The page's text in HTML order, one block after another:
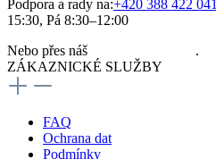
Podpora a rady na:+420 388 422 041
15:30, Pá 8:30–12:00
Nebo přes náš
.
ZÁKAZNICKÉ SLUŽBY
FAQ
Ochrana dat
Podmínky